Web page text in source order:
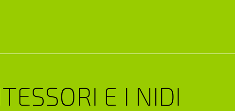
E I NIDI